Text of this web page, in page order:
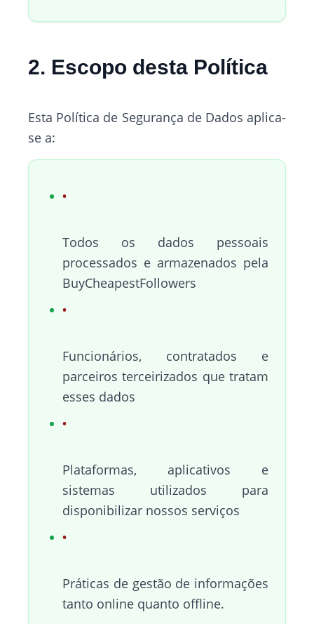
2. Escopo desta Política
Esta Política de Segurança de Dados aplica-
se a:
Todos os dados pessoais
processados e armazenados pela
BuyCheapestFollowers
Funcionários, contratados e
parceiros terceirizados que tratam
esses dados
Plataformas, aplicativos e
sistemas utilizados para
disponibilizar nossos serviços
Práticas de gestão de informações
tanto online quanto offline.